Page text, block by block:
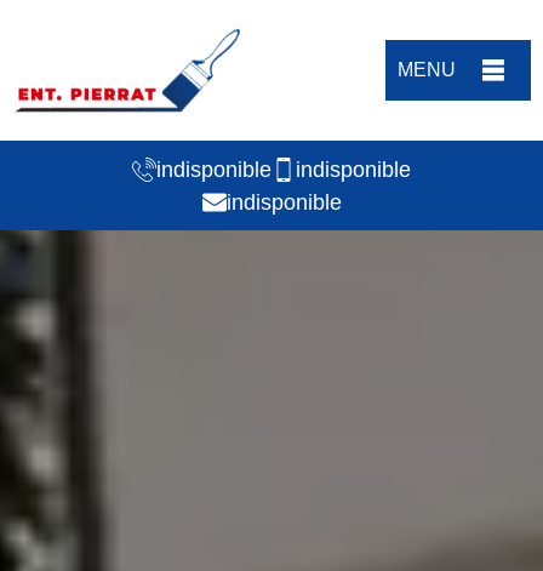
MENU
indisponible
indisponible
indisponible